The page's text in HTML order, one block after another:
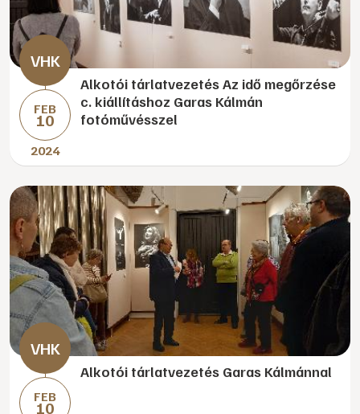
FEB
10
2024
Alkotói tárlatvezetés Az idő megőrzése
c. kiállításhoz Garas Kálmán
fotóművésszel
FEB
10
Alkotói tárlatvezetés Garas Kálmánnal